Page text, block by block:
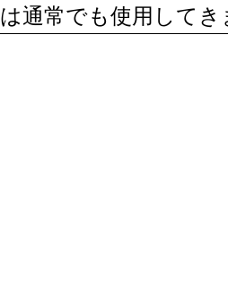
は通常でも使用してき